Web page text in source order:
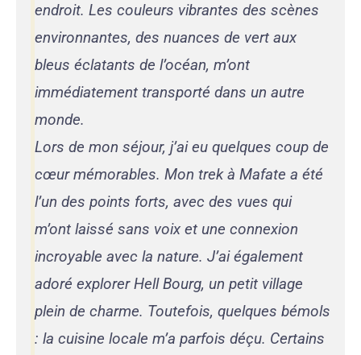
endroit. Les couleurs vibrantes des scènes
environnantes, des nuances de vert aux
bleus éclatants de l’océan, m’ont
immédiatement transporté dans un autre
monde.
Lors de mon séjour, j’ai eu quelques coup de
cœur mémorables. Mon trek à Mafate a été
l’un des points forts, avec des vues qui
m’ont laissé sans voix et une connexion
incroyable avec la nature. J’ai également
adoré explorer Hell Bourg, un petit village
plein de charme. Toutefois, quelques bémols
: la cuisine locale m’a parfois déçu. Certains